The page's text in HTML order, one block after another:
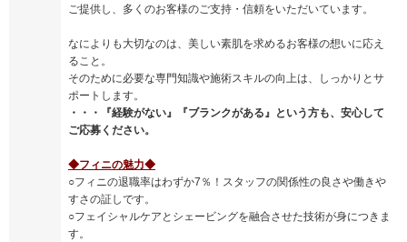
ご提供し、多くのお客様のご支持・信頼をいただいています。
なによりも大切なのは、美しい素肌を求めるお客様の想いに応え
ること。
そのために必要な専門知識や施術スキルの向上は、しっかりとサ
ポートします。
・・・『経験がない』『ブランクがある』という方も、安心して
ご応募ください。
◆フィニの魅力◆
○フィニの退職率はわずか7％！スタッフの関係性の良さや働きや
すさの証しです。
○フェイシャルケアとシェービングを融合させた技術が身につきま
す。